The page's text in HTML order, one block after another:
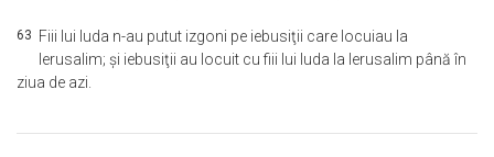
63 Fiii lui Iuda n-au putut izgoni pe iebusiţii care locuiau la
Ierusalim; şi iebusiţii au locuit cu fiii lui Iuda la Ierusalim până în
ziua de azi.